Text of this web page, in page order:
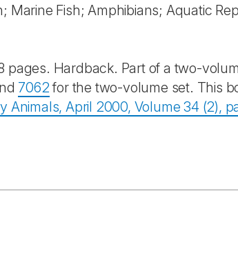
Marine Fish; Amphibians; Aquatic
pages. Hardback. Part of a two-
7062for the two-volume set. This
Animals, April 2000, Volume 34 (2),